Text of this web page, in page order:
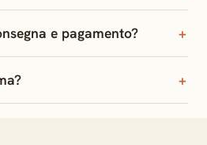
e pagamento?